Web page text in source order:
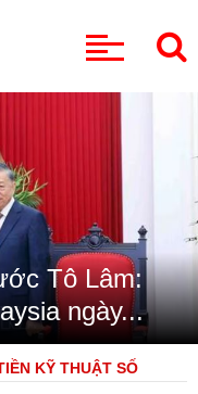
Tô Lâm:
ngày...
KỸ THUẬT SỐ